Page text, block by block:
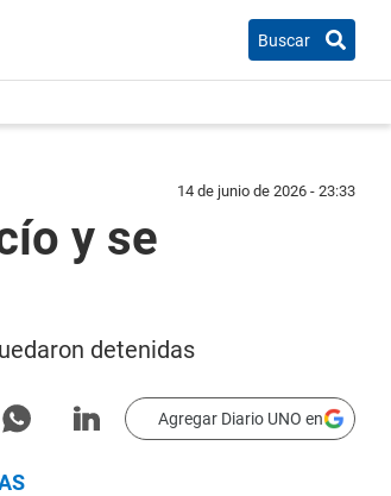
Buscar
14 de junio de 2026 - 23:33
y se
detenidas
Agregar Diario UNO en